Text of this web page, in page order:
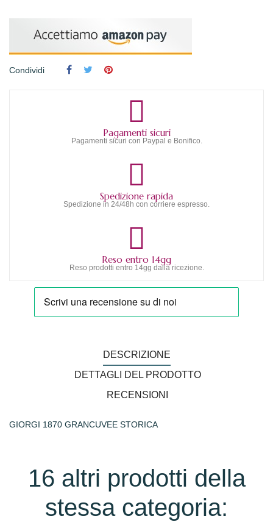
Condividi
Pagamenti sicuri
Pagamenti sicuri con Paypal e Bonifico.
Spedizione rapida
Spedizione in 24/48h con corriere espresso.
Reso entro 14gg
Reso prodotti entro 14gg dalla ricezione.
DESCRIZIONE
DETTAGLI DEL PRODOTTO
RECENSIONI
GIORGI 1870 GRANCUVEE STORICA
16 altri prodotti della
stessa categoria: